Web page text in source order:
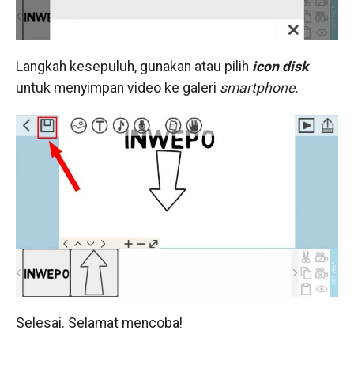
Langkah kesepuluh, gunakan atau pilih icon disk
untuk menyimpan video ke galeri smartphone.
Selesai. Selamat mencoba!